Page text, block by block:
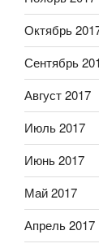
Октябрь
Сентябрь
Август 2017
Июль 2017
Июнь 2017
Май 2017
Апрель 2017